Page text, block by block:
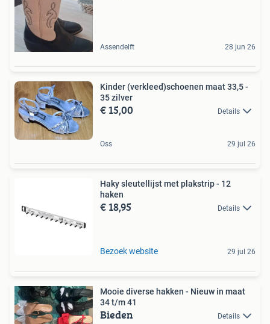
Assendelft 28 jun 26
Kinder (verkleed)schoenen maat 33,5 -
35 zilver
€ 15,00 Details
Oss 29 jul 26
Haky sleutellijst met plakstrip - 12
haken
€ 18,95 Details
Bezoek website 29 jul 26
Mooie diverse hakken - Nieuw in maat
34 t/m 41
Bieden Details